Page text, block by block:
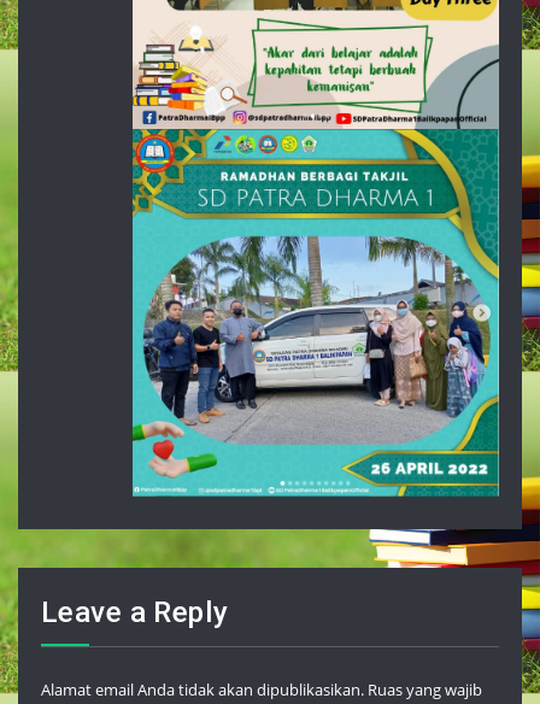
Leave a Reply
Alamat email Anda tidak akan dipublikasikan. Ruas yang wajib